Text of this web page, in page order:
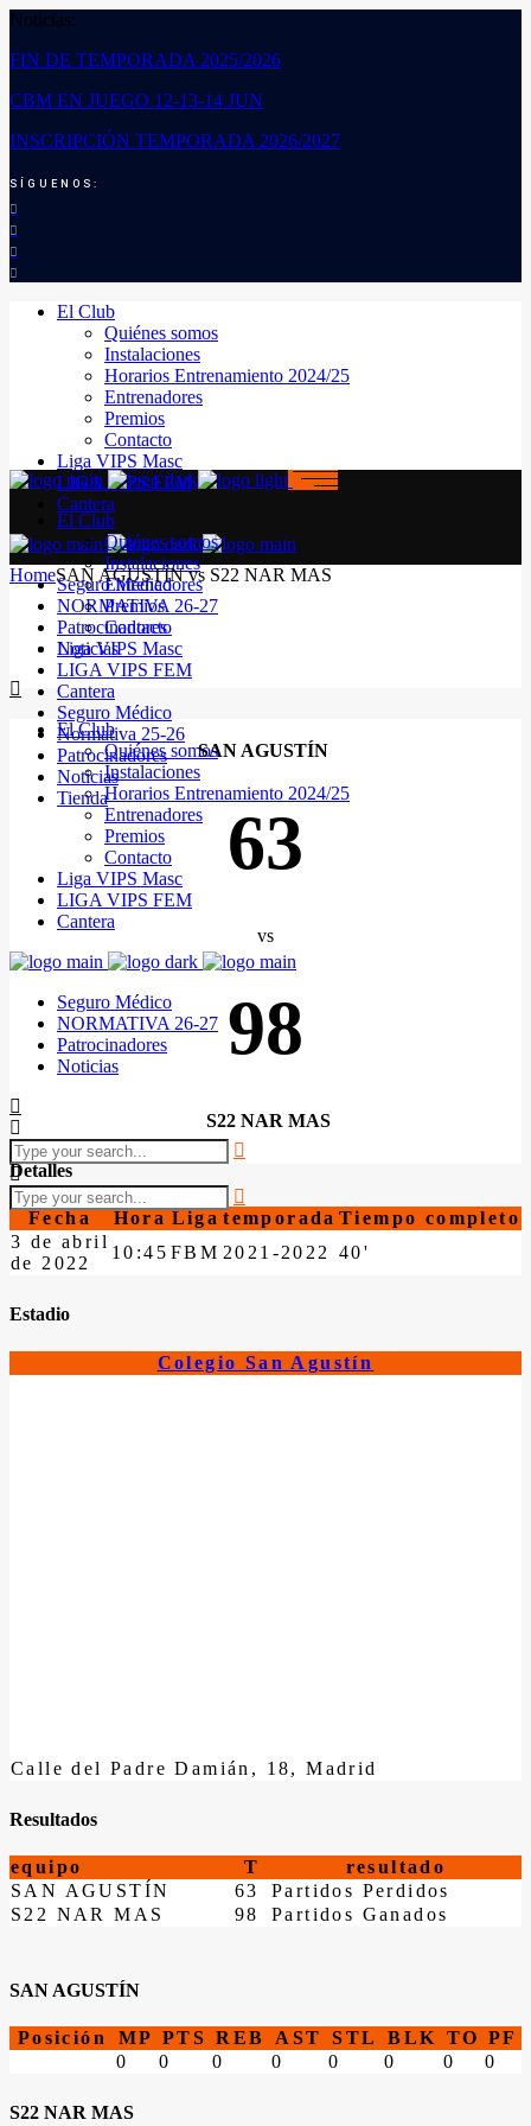
Noticias:
FIN DE TEMPORADA 2025/2026
CBM EN JUEGO 12-13-14 JUN
INSCRIPCIÓN TEMPORADA 2026/2027
SÍGUENOS:
El Club
Quiénes somos
Instalaciones
Horarios Entrenamiento 2024/25
Entrenadores
Premios
Contacto
Liga VIPS Masc
LIGA VIPS FEM
Cantera
Seguro Médico
NORMATIVA 26-27
Patrocinadores
Noticias
El Club
Quiénes somos
Instalaciones
Horarios Entrenamiento 2024/25
Entrenadores
Premios
Contacto
Liga VIPS Masc
LIGA VIPS FEM
Cantera
Seguro Médico
NORMATIVA 26-27
Patrocinadores
Noticias
El Club
Quiénes somos
Instalaciones
Entrenadores
Premios
Contacto
Liga VIPS Masc
LIGA VIPS FEM
Cantera
Seguro Médico
Normativa 25-26
Patrocinadores
Noticias
Tienda
HomeSAN AGUSTÍN vs S22 NAR MAS
SAN AGUSTÍN
63
vs
98
S22 NAR MAS
Detalles
Fecha Hora Liga temporada Tiempo completo
3 de abril
de 2022
10:45 FBM 2021-2022 40'
Estadio
Colegio San Agustín
Calle del Padre Damián, 18, Madrid
Resultados
equipo T
resultado
SAN AGUSTÍN
63
Partidos Perdidos
S22 NAR MAS
98 Partidos Ganados
SAN AGUSTÍN
Posición MP PTS REB AST STL BLK TO PF
0
0 0 0 0 0 0 0
S22 NAR MAS